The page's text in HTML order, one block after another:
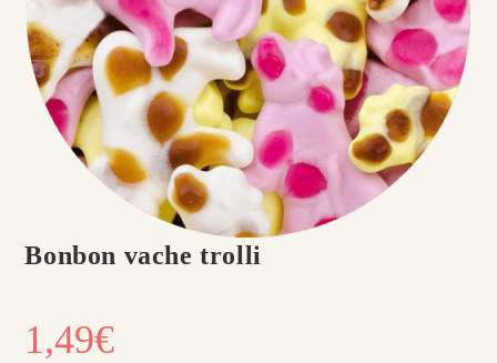
Bonbon vache trolli
1,49€